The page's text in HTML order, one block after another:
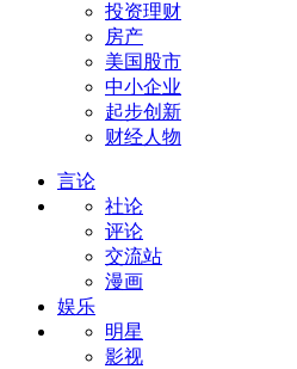
投资理财
房产
美国股市
中小企业
起步创新
财经人物
言论
社论
评论
交流站
漫画
娱乐
明星
影视